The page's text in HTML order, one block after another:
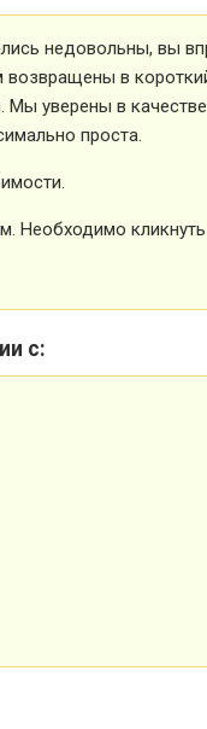
недовольны, вы
возвращены в
Мы уверены в качестве
проста.
Необходимо
с: